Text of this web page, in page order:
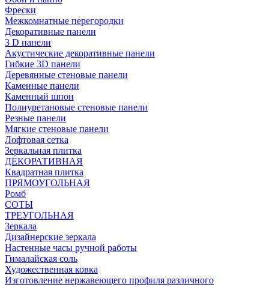
Фрески
Межкомнатные перегородки
Декоративные панели
3 D панели
Акустические декоративные панели
Гибкие 3D панели
Деревянные стеновые панели
Каменные панели
Каменный шпон
Полиуретановые стеновые панели
Резные панели
Мягкие стеновые панели
Лофтовая сетка
Зеркальная плитка
ДЕКОРАТИВНАЯ
Квадратная плитка
ПРЯМОУГОЛЬНАЯ
Ромб
СОТЫ
ТРЕУГОЛЬНАЯ
Зеркала
Дизайнерские зеркала
Настенные часы ручной работы
Гималайская соль
Художественная ковка
Изготовление нержавеющего профиля различного